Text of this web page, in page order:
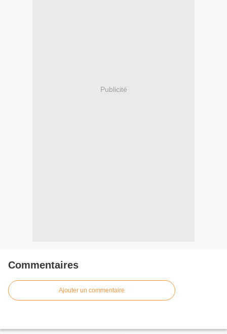
Publicité
Commentaires
Ajouter un commentaire